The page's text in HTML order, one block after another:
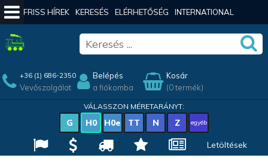
FRISS HÍREK KERESÉS ELÉRHETŐSÉG INTERNATIONAL
+36 (1) 686-2350
Vevőszolgálat
Belépés
a fiókomba
Kosár
(0 termék)
VÁLASSZON MÉRETARÁNYT:
G H0 H0e TT N Z egyéb
Letöltések